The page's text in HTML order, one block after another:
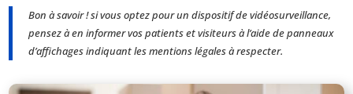
Bon à savoir ! si vous optez pour un dispositif de vidéosurveillance,
pensez à en informer vos patients et visiteurs à l’aide de panneaux
d’affichages indiquant les mentions légales à respecter.